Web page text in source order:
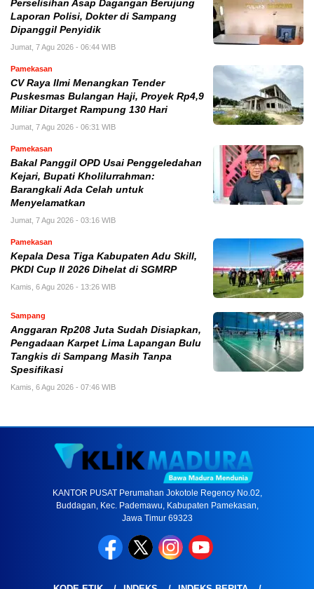
Perselisihan Asap Dagangan Berujung
Laporan Polisi, Dokter di Sampang
Dipanggil Penyidik
Jumat, 7 Agu 2026 - 06:44 WIB
Pamekasan
CV Raya Ilmi Menangkan Tender
Puskesmas Bulangan Haji, Proyek Rp4,9
Miliar Ditarget Rampung 130 Hari
Jumat, 7 Agu 2026 - 06:31 WIB
Pamekasan
Bakal Panggil OPD Usai Penggeledahan
Kejari, Bupati Kholilurrahman:
Barangkali Ada Celah untuk
Menyelamatkan
Jumat, 7 Agu 2026 - 03:16 WIB
Pamekasan
Kepala Desa Tiga Kabupaten Adu Skill,
PKDI Cup II 2026 Dihelat di SGMRP
Kamis, 6 Agu 2026 - 13:26 WIB
Sampang
Anggaran Rp208 Juta Sudah Disiapkan,
Pengadaan Karpet Lima Lapangan Bulu
Tangkis di Sampang Masih Tanpa
Spesifikasi
Kamis, 6 Agu 2026 - 07:46 WIB
KANTOR PUSAT Perumahan Jokotole Regency No.02,
Buddagan, Kec. Pademawu, Kabupaten Pamekasan,
Jawa Timur 69323